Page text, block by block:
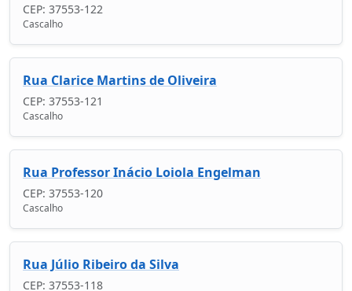
CEP: 37553-122
Cascalho
Rua Clarice Martins de Oliveira
CEP: 37553-121
Cascalho
Rua Professor Inácio Loiola Engelman
CEP: 37553-120
Cascalho
Rua Júlio Ribeiro da Silva
CEP: 37553-118